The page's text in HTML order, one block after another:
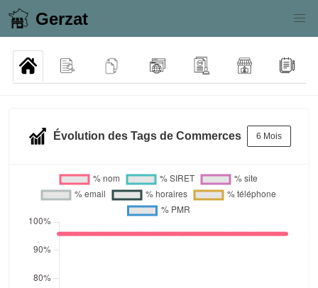
Gerzat
Évolution des Tags de Commerces 6 Mois